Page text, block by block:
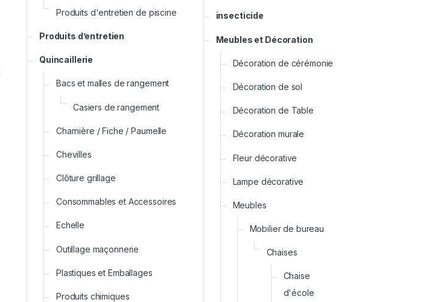
Produits d'entretien de piscine
Produits d’entretien
Quincaillerie
Bacs et malles de rangement
Casiers de rangement
Charnière / Fiche / Paumelle
Chevilles
Clôture grillage
Consommables et Accessoires
Echelle
Outillage maçonnerie
Plastiques et Emballages
Produits chimiques
insecticide
Meubles et Décoration
Décoration de cérémonie
Décoration de sol
Décoration de Table
Décoration murale
Fleur décorative
Lampe décorative
Meubles
Mobilier de bureau
Chaises
Chaise
d'école